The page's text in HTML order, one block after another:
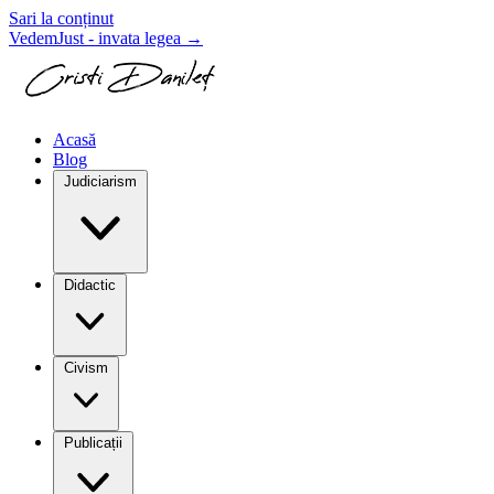
Sari la conținut
VedemJust - invata legea →
Acasă
Blog
Judiciarism
Didactic
Civism
Publicații